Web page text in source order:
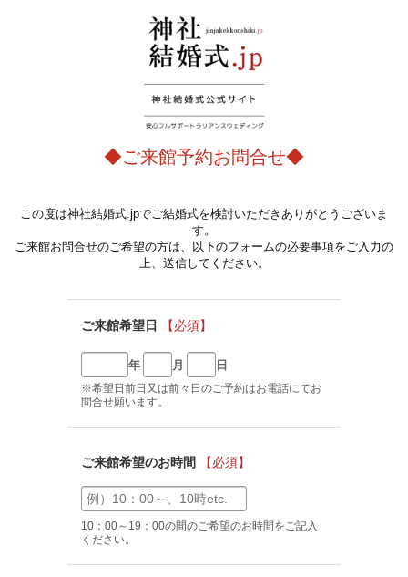
◆ご来館予約お問合せ◆
この度は神社結婚式.jpでご結婚式を検討いただきありがとうございま
す。
ご来館お問合せのご希望の方は、以下のフォームの必要事項をご入力の
上、送信してください。
ご来館希望日 【必須】
年 月 日
※希望日前日又は前々日のご予約はお電話にてお
問合せ願います。
ご来館希望のお時間 【必須】
10：00～19：00の間のご希望のお時間をご記入
ください。